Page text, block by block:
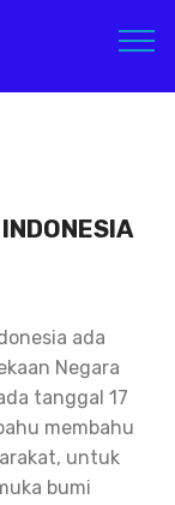
ada
Negara
tanggal 17
membahu
untuk
bumi